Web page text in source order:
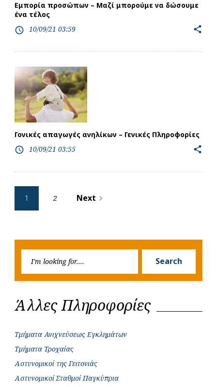
Εμπορία προσώπων – Μαζί μπορούμε να δώσουμε
ένα τέλος
access_time 10/09/21 03:59 share
Γονικές απαγωγές ανηλίκων – Γενικές Πληροφορίες
access_time 10/09/21 03:55 share
Posts
pagination
1 2 Next navigate_next
Search
Άλλες Πληροφορίες
Τμήματα Ανιχνεύσεως Εγκλημάτων
Τμήματα Τροχαίας
Αστυνομικοί της Γειτονιάς
Αστυνομικοί Σταθμοί Παγκύπρια